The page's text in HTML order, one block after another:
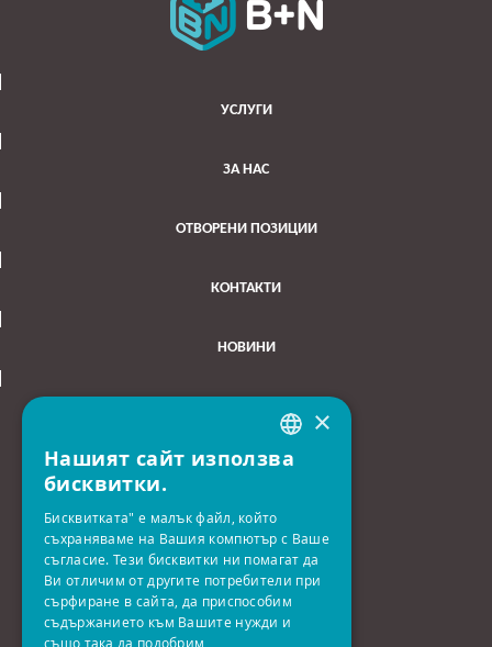
УСЛУГИ
ЗА НАС
ОТВОРЕНИ ПОЗИЦИИ
КОНТАКТИ
НОВИНИ
Офис:
България 1797,
София, ул. 131, №3а,
партер, ап.2
BULGARIAN
×
Нашият сайт използва
бисквитки.
Бисквитката" е малък файл, който
съхраняваме на Вашия компютър с Ваше
съгласие. Тези бисквитки ни помагат да
Ви отличим от другите потребители при
сърфиране в сайта, да приспособим
съдържанието към Вашите нужди и
също така да подобрим